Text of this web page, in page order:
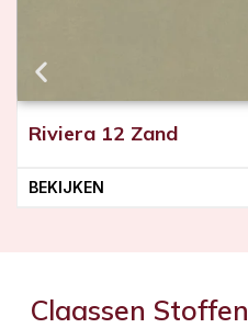
Riviera 12 Zand
BEKIJKEN
Claassen Stoffen